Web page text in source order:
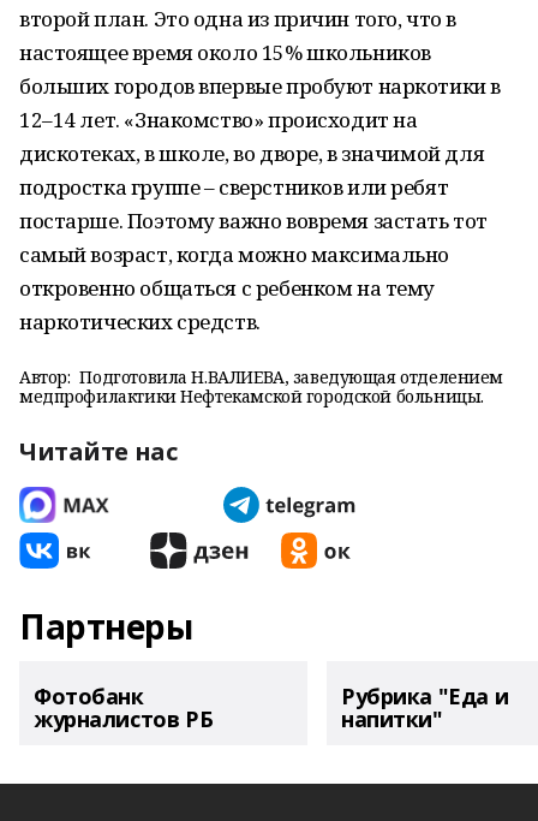
второй план. Это одна из причин того, что в
настоящее время около 15% школьников
больших городов впервые пробуют наркотики в
12–14 лет. «Знакомство» происходит на
дискотеках, в школе, во дворе, в значимой для
подростка группе – сверстников или ребят
постарше. Поэтому важно вовремя застать тот
самый возраст, когда можно максимально
откровенно общаться с ребенком на тему
наркотических средств.
Автор: Подготовила Н.ВАЛИЕВА, заведующая отделением
медпрофилактики Нефтекамской городской больницы.
Читайте нас
Партнеры
Фотобанк
журналистов РБ
Рубрика "Еда и
напитки"